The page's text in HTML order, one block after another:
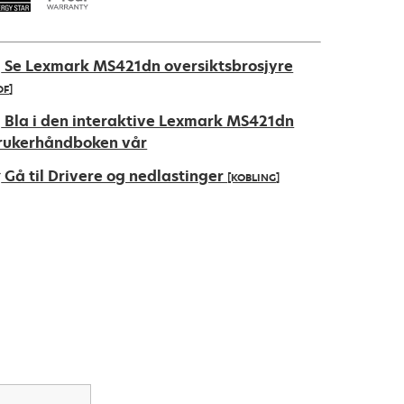
Se Lexmark MS421dn oversiktsbrosjyre
Bla i den interaktive Lexmark MS421dn
vår
Gå til Drivere og nedlastinger [KOBLING]